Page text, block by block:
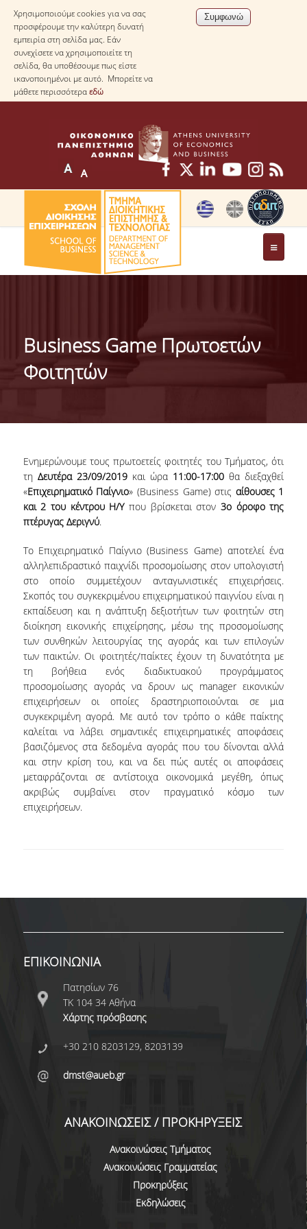
Χρησιμοποιούμε cookies για να σας
προσφέρουμε την καλύτερη δυνατή
εμπειρία στη σελίδα μας. Εάν
συνεχίσετε να χρησιμοποιείτε τη
σελίδα, θα υποθέσουμε πως είστε
ικανοποιημένοι με αυτό. Μπορείτε να
μάθετε περισσότεραεδώ
ΤΟ ΤΜΗΜΑ
ΤΑΥΤΟΤΗΤΑ ΤΟΥ ΤΜΗΜΑΤΟΣ
ΑΠΟΣΤΟΛΗ ΤΟΥ ΤΜΗΜΑΤΟΣ
TESTIMONIALS ΔΙΑΚΡΙΣΕΩΝ
ΕΠΑΓΓΕΛΜΑΤΙΚΕΣ ΠΡΟΟΠΤΙΚΕΣ
ΓΙΑ ΜΑΘΗΤΕΣ ΛΥΚΕΙΟΥ
ΠΡΟΓΡΑΜΜΑ ΥΠΟΤΡΟΦΙΩΝ
ΚΡΙΤΗΡΙΑ ΚΑΙ ΔΙΑΔΙΚΑΣΙΑ ΕΠΙΛΟΓΗΣ
ΕΡΓΑΣΤΗΡΙΑΚΗ ΥΠΟΔΟΜΗ
NEWSLETTERS
TESTIMONIALS
ΒΡΑΒΕΙΑ ΕΞΑΙΡΕΤΙΚΗΣ ΕΠΙΔΟΣΗΣ ΣΤΗ
ΔΙΔΑΣΚΑΛΙΑ
ΑΝΘΡΩΠΙΝΟ ΔΥΝΑΜΙΚΟ
ΠΡΟΣΩΠΙΚΟ ΤΟΥ ΤΜΗΜΑΤΟΣ
ΜΕΛΗ ΔΕΠ
ΜΕΤΑΔΙΔΑΚΤΟΡΙΚΟΙ ΕΡΕΥΝΗΤΕΣ
ΜΗΤΡΩΟ ΜΕΛΩΝ ΤΜΗΜΑΤΟΣ
ΠΡΟΠΤΥΧΙΑΚΕΣ ΣΠΟΥΔΕΣ
ΠΡΟΓΡΑΜΜΑ ΣΠΟΥΔΩΝ
ΟΔΗΓΟΣ ΚΑΙ ΚΑΤΕΥΘΥΝΣΕΙΣ ΣΠΟΥΔΩΝ
ΑΛΛΑ ΤΜΗΜΑΤΑ
ΒΡΑΒΕΙΑ ΕΡΓΑΣΙΩΝ
ΠΡΑΚΤΙΚΗ ΑΣΚΗΣΗ ΚΑΙ ΠΤΥΧΙΑΚΗ ΕΡΓΑΣΙΑ
Business Game Πρωτοετών
Φοιτητών
Ενημερώνουμε τους πρωτοετείς φοιτητές του Τμήματος, ότι
τη Δευτέρα 23/09/2019και ώρα 11:00-17:00 θα διεξαχθεί
«Επιχειρηματικό Παίγνιο» (Business Game) στις αίθουσες 1
και 2 του κέντρου Η/Υ που βρίσκεται στον3ο όροφο της
πτέρυγας Δεριγνύ.
Το Επιχειρηματικό Παίγνιο (Business Game) αποτελεί ένα
αλληλεπιδραστικό παιχνίδι προσομοίωσης στον υπολογιστή
στο οποίο συμμετέχουν ανταγωνιστικές επιχειρήσεις.
Σκοπός του συγκεκριμένου επιχειρηματικού παιγνίου είναι η
εκπαίδευση και η ανάπτυξη δεξιοτήτων των φοιτητών στη
διοίκηση εικονικής επιχείρησης, μέσω της προσομοίωσης
των συνθηκών λειτουργίας της αγοράς και των επιλογών
των παικτών. Οι φοιτητές/παίκτες έχουν τη δυνατότητα με
τη βοήθεια ενός διαδικτυακού προγράμματος
προσομοίωσης αγοράς να δρουν ως manager εικονικών
επιχειρήσεων οι οποίες δραστηριοποιούνται σε μια
συγκεκριμένη αγορά. Με αυτό τον τρόπο ο κάθε παίκτης
καλείται να λάβει σημαντικές επιχειρηματικές αποφάσεις
βασιζόμενος στα δεδομένα αγοράς που του δίνονται αλλά
και στην κρίση του, και να δει πώς αυτές οι αποφάσεις
μεταφράζονται σε αντίστοιχα οικονομικά μεγέθη, όπως
ακριβώς συμβαίνει στον πραγματικό κόσμο των
επιχειρήσεων.
ΕΠΙΚΟΙΝΩΝΙΑ
Πατησίων 76
ΤΚ 104 34 Αθήνα
Χάρτης πρόσβασης
+30 210 8203129, 8203139
dmst@aueb.gr
ΑΝΑΚΟΙΝΩΣΕΙΣ / ΠΡΟΚΗΡΥΞΕΙΣ
Ανακοινώσεις Τμήματος
Ανακοινώσεις Γραμματείας
Προκηρύξεις
Εκδηλώσεις